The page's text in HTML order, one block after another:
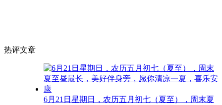
热评文章
6月21日星期日，农历五月初七（夏至），周末夏